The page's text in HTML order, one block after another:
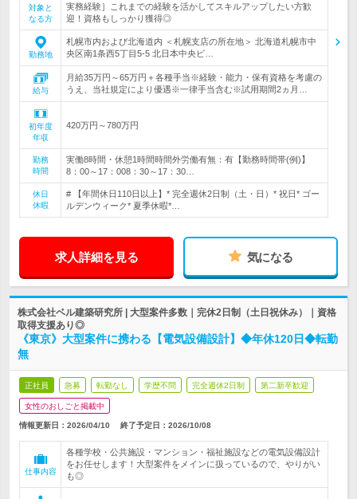
対象と
なる方
実務経験］これまでの経験を活かしてスキルアップしたい方歓
迎！資格もしっかり獲得◎
勤務地
札幌市内および北海道内 ＜札幌支店の所在地＞ 北海道札幌市中
央区南1条西5丁目5-5 北日本中央ビ…
給与
月給35万円～65万円＋各種手当※経験・能力・保有資格を考慮の
うえ、当社規定により優遇※一律手当含む※試用期間2ヵ月…
初年度
年収
420万円～780万円
勤務
時間
実働8時間・休憩1時間時間外労働有無：有【勤務時間帯(例)】
8：00～17：008：30～17：30…
休日
休暇
# 【年間休日110日以上】* 完全週休2日制（土・日）* 祝日* ゴー
ルデンウィーク* 夏季休暇*…
求人詳細を見る 気になる
株式会社ベル建築研究所 | 大型案件多数｜完休2日制（土日祝休み）｜資格
取得支援あり◎
《東京》大型案件に携わる【電気設備設計】◆年休120日◆転勤
無
正社員 急募 転勤なし 学歴不問 完全週休2日制 第二新卒歓迎
女性のおしごと掲載中
情報更新日：2026/04/10 終了予定日： 2026/10/08
仕事内容
各種学校・公共施設・マンション・福祉施設などの電気設備設計
をお任せします！大型案件をメインに扱っているので、やりがい
も◎